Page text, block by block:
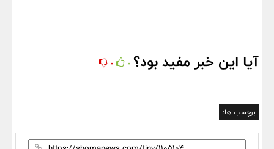
آیا این خبر مفید بود؟ 0
0
برچسب ها: